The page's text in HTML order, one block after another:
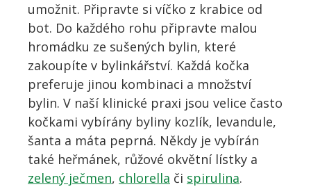
umožnit. Připravte si víčko z krabice od
bot. Do každého rohu připravte malou
hromádku ze sušených bylin, které
zakoupíte v bylinkářství. Každá kočka
preferuje jinou kombinaci a množství
bylin. V naší klinické praxi jsou velice často
kočkami vybírány byliny kozlík, levandule,
šanta a máta peprná. Někdy je vybírán
také heřmánek, růžové okvětní lístky a
zelený ječmen, chlorella či spirulina.